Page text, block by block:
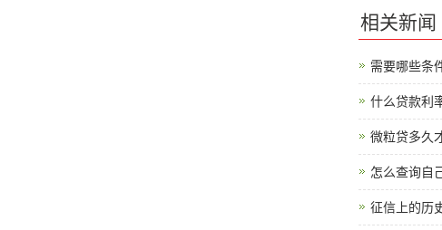
相关新闻
需要哪些条
什么贷款利
微粒贷多久
怎么查询自
征信上的历